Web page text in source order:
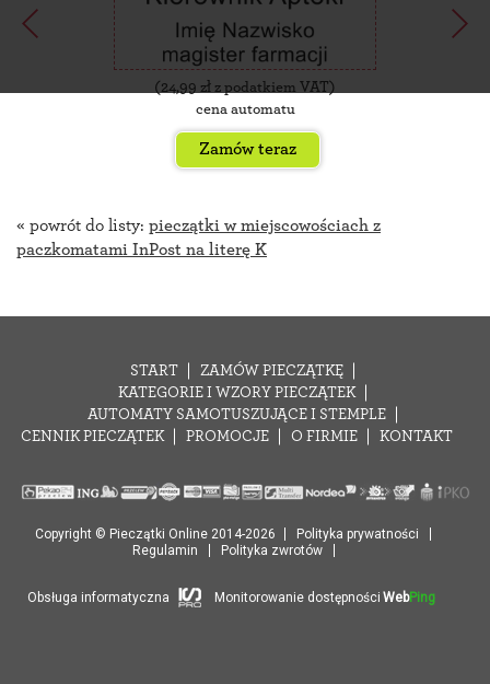
( 24,99 zł z podatkiem VAT)
cena automatu
Zamów teraz
« powrót do listy: pieczątki w miejscowościach z
paczkomatami InPost na literę K
START
ZAMÓW PIECZĄTKĘ
KATEGORIE I WZORY PIECZĄTEK
AUTOMATY SAMOTUSZUJĄCE I STEMPLE
CENNIK PIECZĄTEK
PROMOCJE O FIRMIE KONTAKT
Copyright © Pieczątki Online 2014-2026
Polityka prywatności
Regulamin
Polityka zwrotów
Obsługa informatyczna Monitorowanie dostępności WebPing